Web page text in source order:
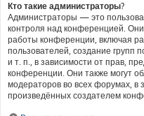
Кто такие администраторы?
Администраторы — это
контроля над конференцией.
работы конференции, включая
пользователей, создание групп
и т. п., в зависимости от прав,
конференции. Они также могут
модераторов во всех форумах, в
произведённых создателем